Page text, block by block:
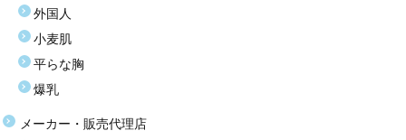
外国人
小麦肌
平らな胸
爆乳
メーカー・販売代理店